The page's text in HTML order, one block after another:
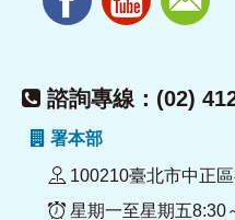
諮詢專線：(02)
署本部
100210臺北市中正
星期一至星期五8:30